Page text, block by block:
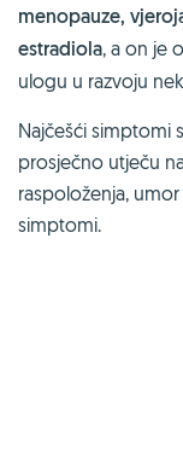
menopauze,
estradiola, a on je
ulogu u razvoju
Najčešći simptomi
prosječno utječu
raspoloženja,
simptomi.